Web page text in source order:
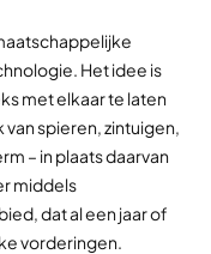
Het idee is
met elkaar te laten
spieren, zintuigen,
– in plaats daarvan
middels
dat al een jaar of
vorderingen.